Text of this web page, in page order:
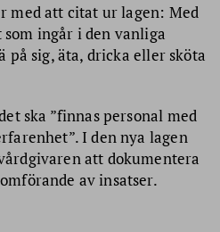
med att citat ur lagen: Med
ingår i den vanliga
på sig, äta, dricka eller sköta
ska ”finnas personal med
I den nya lagen
att dokumentera
av insatser.